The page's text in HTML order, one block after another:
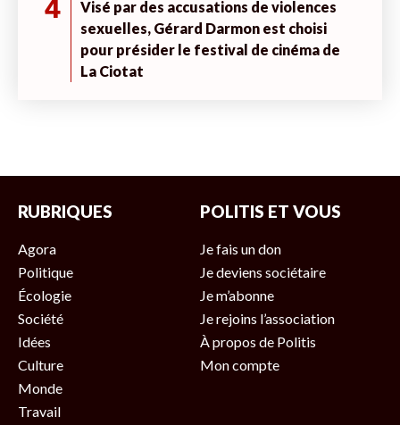
Visé par des accusations de violences
sexuelles, Gérard Darmon est choisi
pour présider le festival de cinéma de
La Ciotat
RUBRIQUES
Agora
Politique
Écologie
Société
Idées
Culture
Monde
Travail
POLITIS ET VOUS
Je fais un don
Je deviens sociétaire
Je m’abonne
Je rejoins l’association
À propos de Politis
Mon compte